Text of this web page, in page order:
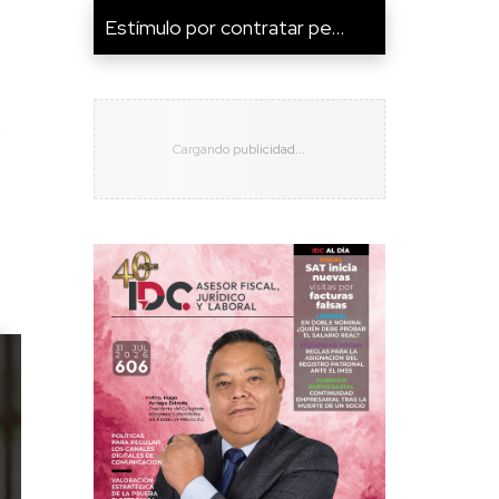
Estímulo por contratar pe...